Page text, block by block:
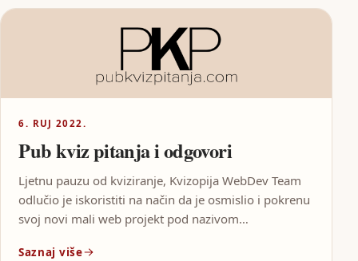
6. RUJ 2022.
Pub kviz pitanja i odgovori
Ljetnu pauzu od kviziranje, Kvizopija WebDev Team
odlučio je iskoristiti na način da je osmislio i pokrenu
svoj novi mali web projekt pod nazivom…
Saznaj više